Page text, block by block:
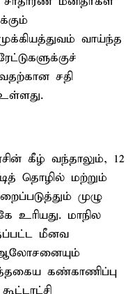
வாய்ந்த
சதி
கீழ் வந்தாலும், 12
தொழில் மற்றும்
முழு
உரியது. மாநில
மீனவ
ஆலோசனையும்
கண்காணிப்பு